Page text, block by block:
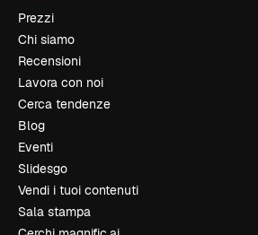
Prezzi
Chi siamo
Recensioni
Lavora con noi
Cerca tendenze
Blog
Eventi
Slidesgo
Vendi i tuoi contenuti
Sala stampa